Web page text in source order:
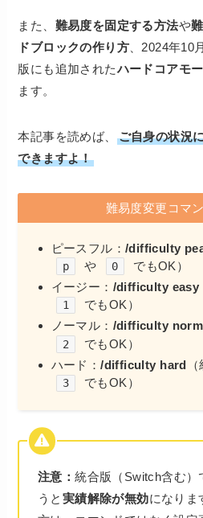
また、 難易度を固定する方法や
ドブロックの作り方 、2024年10
版にも追加されたハードコアモ
ます。
本記事を読めば、
ご自身の状況
できますよ！
難易度変更コマ
ピースフル：/difficulty
p や 0
でもOK）
イージー： /difficulty easy
1
でもOK）
ノーマル： /difficulty
2
でもOK）
ハード：/difficulty hard
3 でもOK）
注意：統合版（Switch含む）
うと 実績解除が無効になりま